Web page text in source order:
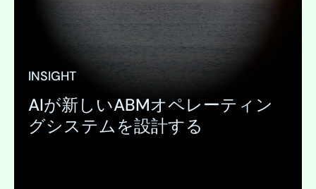
INSIGHT
AIが新しいABMオペレーティン
グシステムを設計する